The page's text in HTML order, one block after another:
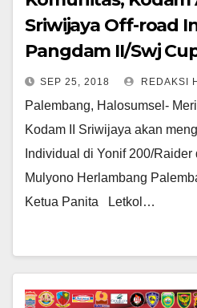
Sriwijaya Off-road
Pangdam II/Swj
SEP 25, 2018 REDAKSI
Palembang, Halosumsel-
Kodam II Sriwijaya akan
Individual di Yonif 200/
Mulyono Herlambang
Ketua Panita Letkol…